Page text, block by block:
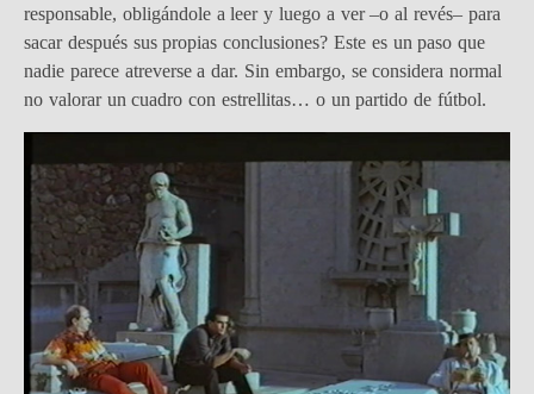
responsable, obligándole a leer y luego a ver –o al revés– para
sacar después sus propias conclusiones? Este es un paso que
nadie parece atreverse a dar. Sin embargo, se considera normal
no valorar un cuadro con estrellitas… o un partido de fútbol.